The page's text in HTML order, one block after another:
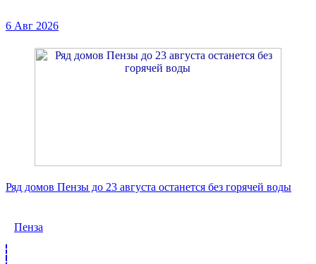
6 Авг 2026
Ряд домов Пензы до 23 августа останется без горячей воды
Пенза